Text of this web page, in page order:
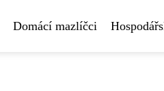
Domácí mazlíčci